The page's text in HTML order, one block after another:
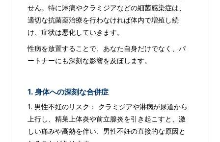
せん。特に淋病やクラミジアなどの細菌感染症は、
適切な抗菌薬治療を行わなければ体内で増殖し続
け、症状は悪化していきます。
性病を放置することで、あなた自身だけでなく、パ
ートナーにも深刻な影響を及ぼします。
1. 身体への深刻な合併症
1. 男性不妊のリスク： クラミジアや淋病が尿道から
上行し、精巣上体炎や前立腺炎を引き起こすと、激
しい痛みや高熱を伴い、男性不妊の直接的な原因と